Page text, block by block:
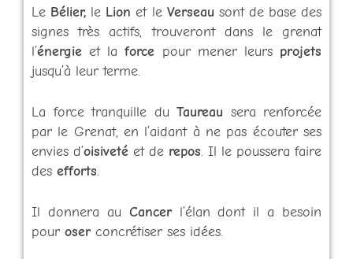
Le Bélier, le Lion et le Verseau sont de base des
signes très actifs, trouveront dans le grenat
l’énergie et laforce pour mener leurs projets
jusqu’à leur terme.
La force tranquille du Taureau sera renforcée
par le Grenat, en l’aidant à ne pas écouter ses
envies d’oisiveté et de repos. Il le poussera faire
des efforts.
Il donnera au Cancerl’élan dont il a besoin
pour oser concrétiser ses idées.